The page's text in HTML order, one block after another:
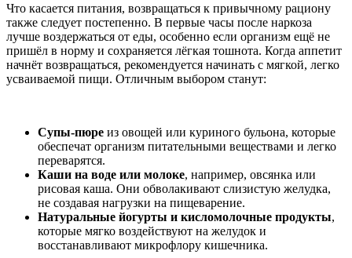
Что касается питания, возвращаться к привычному рациону
также следует постепенно. В первые часы после наркоза
лучше воздержаться от еды, особенно если организм ещё не
пришёл в норму и сохраняется лёгкая тошнота. Когда аппетит
начнёт возвращаться, рекомендуется начинать с мягкой, легко
усваиваемой пищи. Отличным выбором станут:
Супы-пюре из овощей или куриного бульона, которые
обеспечат организм питательными веществами и легко
переварятся.
Каши на воде или молоке, например, овсянка или
рисовая каша. Они обволакивают слизистую желудка,
не создавая нагрузки на пищеварение.
Натуральные йогурты и кисломолочные продукты,
которые мягко воздействуют на желудок и
восстанавливают микрофлору кишечника.